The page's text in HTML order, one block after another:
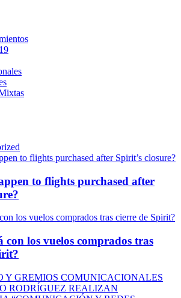
to flights purchased after
con los vuelos comprados tras